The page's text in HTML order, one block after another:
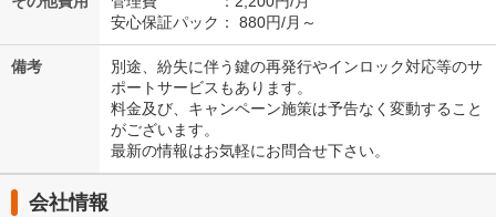
安心保証パック： 880円/月～
備考
別途、紛失に伴う鍵の再発行やインロック対応等のサ
ポートサービスもあります。
料金及び、キャンペーン施策は予告なく変動すること
がございます。
最新の情報はお気軽にお問合せ下さい。
会社情報